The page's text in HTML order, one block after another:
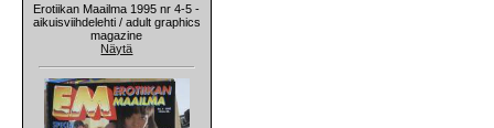
Erotiikan Maailma 1995 nr 4-5 -
aikuisviihdelehti / adult graphics
magazine
Näytä